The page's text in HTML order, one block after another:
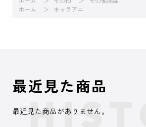
ホーム
キャラアニ
最近見た商品
最近見た商品がありません。